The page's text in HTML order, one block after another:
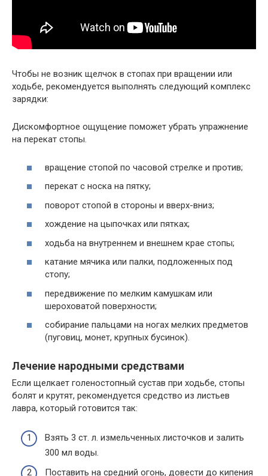
Чтобы не возник щелчок в стопах при вращении или
ходьбе, рекомендуется выполнять следующий комплекс
зарядки:
Дискомфортное ощущение поможет убрать упражнение
на перекат стопы.
вращение стопой по часовой стрелке и против;
перекат с носка на пятку;
поворот стопой в стороны и вверх-вниз;
хождение на цыпочках или пятках;
ходьба на внутреннем и внешнем крае стопы;
катание мячика или палки, подложенных под
стопу;
передвижение по мелким камушкам или
шероховатой поверхности;
собирание пальцами на ногах мелких предметов
(пуговиц, монет, крупных бусинок).
Лечение народными средствами
Если щелкает голеностопный сустав при ходьбе, стопы
болят и крутят, рекомендуется средство из листьев
лавра, который готовится так:
Взять 3 ст. л. измельченных листочков и залить
300 мл воды.
Поставить на средний огонь, довести до кипения